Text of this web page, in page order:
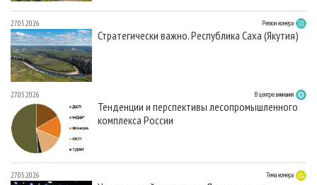
27.05.2026 Регион номера
Стратегически важно. Республика Саха (Якутия)
27.05.2026 В центре внимания
Тенденции и перспективы лесопромышленного
комплекса России
27.05.2026 Тема номера